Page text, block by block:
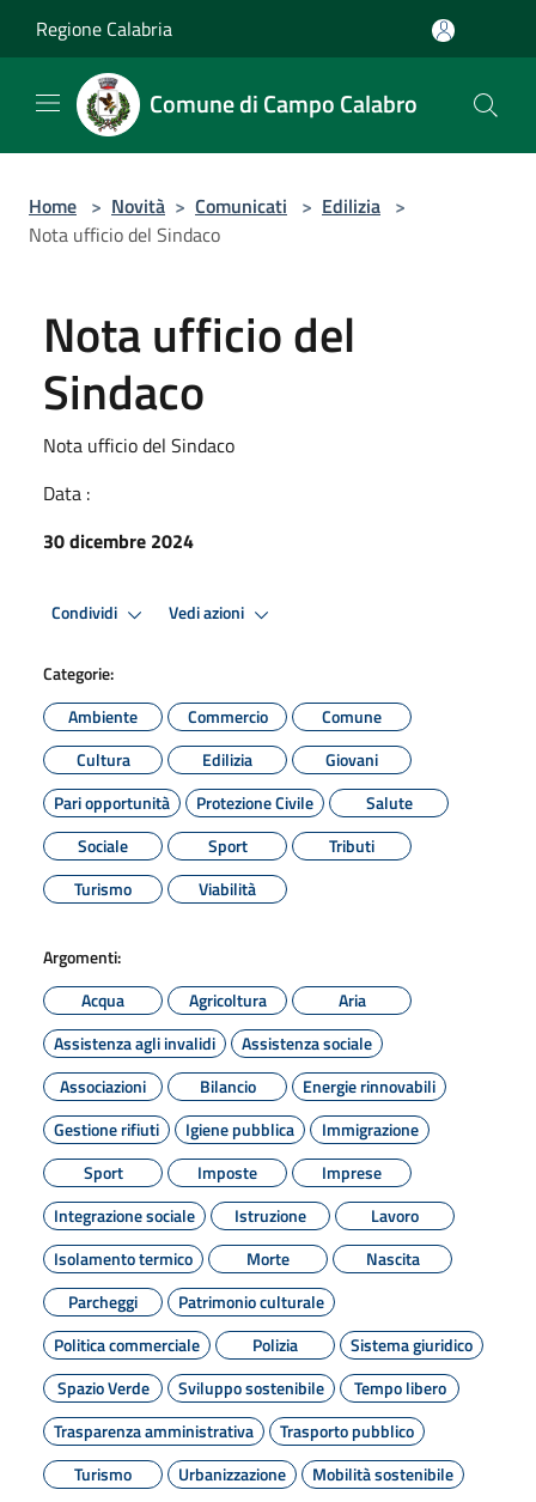
Regione Calabria
Comune di Campo Calabro
Home > Novità > Comunicati > Edilizia >
Nota ufficio del Sindaco
Nota ufficio del
Sindaco
Nota ufficio del Sindaco
Data :
30 dicembre 2024
Condividi Vedi azioni
Categorie:
Ambiente
Commercio
Comune
Cultura
Edilizia
Giovani
Pari opportunità
Protezione Civile
Salute
Sociale
Sport
Tributi
Turismo
Viabilità
Argomenti:
Acqua
Agricoltura
Aria
Assistenza agli invalidi
Assistenza sociale
Associazioni
Bilancio
Energie rinnovabili
Gestione rifiuti
Igiene pubblica
Immigrazione
Sport
Imposte
Imprese
Integrazione sociale
Istruzione
Lavoro
Isolamento termico
Morte
Nascita
Parcheggi
Patrimonio culturale
Politica commerciale
Polizia
Sistema giuridico
Spazio Verde
Sviluppo sostenibile
Tempo libero
Trasparenza amministrativa
Trasporto pubblico
Turismo
Urbanizzazione
Mobilità sostenibile